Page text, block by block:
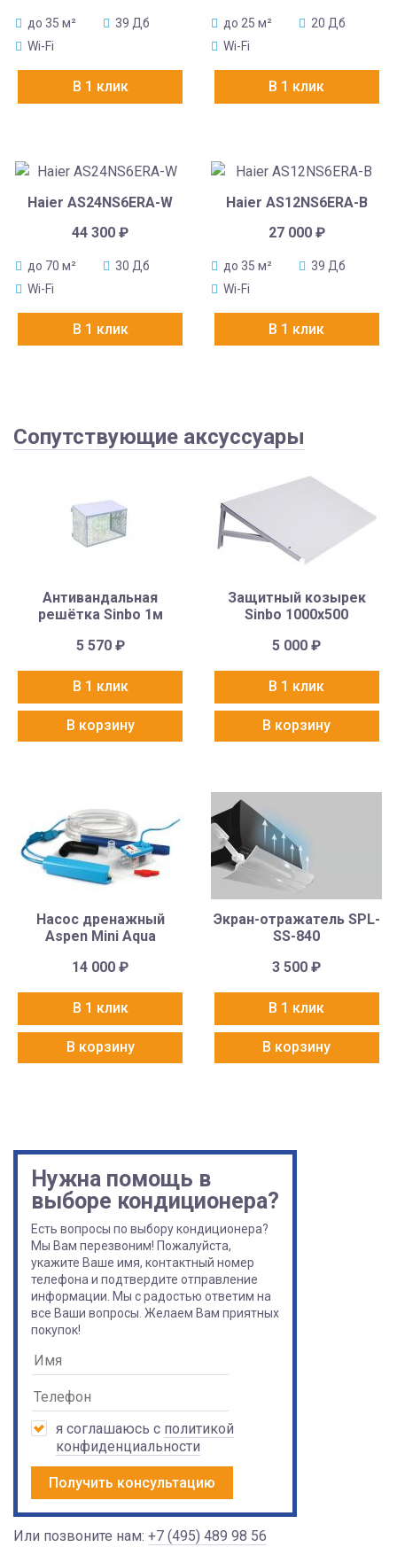
до 35 м²
39 Дб
Wi-Fi
В 1 клик
до 25 м²
20 Дб
Wi-Fi
В 1 клик
Haier AS24NS6ERA-W
44 300₽
до 70 м²
30 Дб
Wi-Fi
В 1 клик
Haier AS12NS6ERA-B
27 000 ₽
до 35 м²
39 Дб
Wi-Fi
В 1 клик
Сопутствующие аксуссуары
Антивандальная
решётка Sinbo 1м
5 570 ₽
В 1 клик
В корзину
Защитный козырек
Sinbo 1000х500
5 000₽
В 1 клик
В корзину
Насос дренажный
Aspen Mini Aqua
14 000₽
В 1 клик
В корзину
Экран-отражатель SPL-
SS-840
3 500₽
В 1 клик
В корзину
Нужна помощь в
выборе кондиционера?
Есть вопросы по выбору кондиционера?
Мы Вам перезвоним! Пожалуйста,
укажите Ваше имя, контактный номер
телефона и подтвердите отправление
информации. Мы с радостью ответим на
все Ваши вопросы. Желаем Вам приятных
покупок!
я соглашаюсь с политикой
конфиденциальности
Получить консультацию
Или позвоните нам: +7 (495) 489 98 56